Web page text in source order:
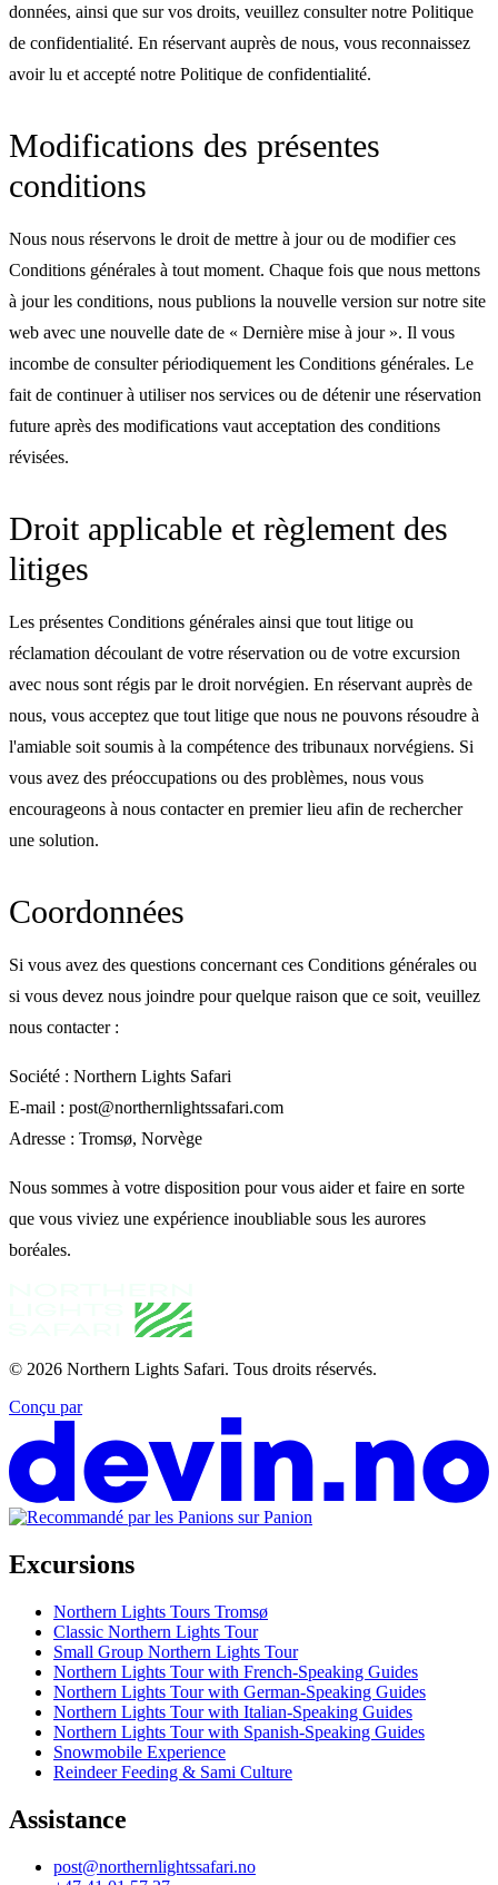
données, ainsi que sur vos droits, veuillez consulter notre Politique
de confidentialité. En réservant auprès de nous, vous reconnaissez
avoir lu et accepté notre Politique de confidentialité.
Modifications des présentes
conditions
Nous nous réservons le droit de mettre à jour ou de modifier ces
Conditions générales à tout moment. Chaque fois que nous mettons
à jour les conditions, nous publions la nouvelle version sur notre site
web avec une nouvelle date de « Dernière mise à jour ». Il vous
incombe de consulter périodiquement les Conditions générales. Le
fait de continuer à utiliser nos services ou de détenir une réservation
future après des modifications vaut acceptation des conditions
révisées.
Droit applicable et règlement des
litiges
Les présentes Conditions générales ainsi que tout litige ou
réclamation découlant de votre réservation ou de votre excursion
avec nous sont régis par le droit norvégien. En réservant auprès de
nous, vous acceptez que tout litige que nous ne pouvons résoudre à
l'amiable soit soumis à la compétence des tribunaux norvégiens. Si
vous avez des préoccupations ou des problèmes, nous vous
encourageons à nous contacter en premier lieu afin de rechercher
une solution.
Coordonnées
Si vous avez des questions concernant ces Conditions générales ou
si vous devez nous joindre pour quelque raison que ce soit, veuillez
nous contacter :
Société : Northern Lights Safari
E-mail : post@northernlightssafari.com
Adresse : Tromsø, Norvège
Nous sommes à votre disposition pour vous aider et faire en sorte
que vous viviez une expérience inoubliable sous les aurores
boréales.
© 2026 Northern Lights Safari. Tous droits réservés.
Conçu par
Excursions
Northern Lights Tours Tromsø
Classic Northern Lights Tour
Small Group Northern Lights Tour
Northern Lights Tour with French-Speaking Guides
Northern Lights Tour with German-Speaking Guides
Northern Lights Tour with Italian-Speaking Guides
Northern Lights Tour with Spanish-Speaking Guides
Snowmobile Experience
Reindeer Feeding & Sami Culture
Assistance
post@northernlightssafari.no